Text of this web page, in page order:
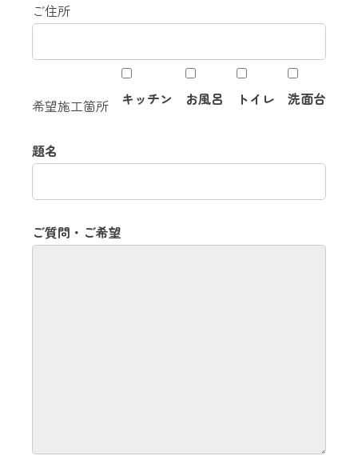
ご住所
希望施工箇所 キッチン お風呂 トイレ 洗面台
題名
ご質問・ご希望